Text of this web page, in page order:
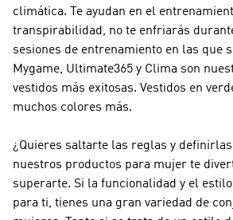
climática. Te ayudan en el
transpirabilidad, no te enfriarás
sesiones de entrenamiento en las que
Mygame, Ultimate365 y Clima son
vestidos más exitosas. Vestidos en
muchos colores más.
¿Quieres saltarte las reglas y definirlas
nuestros productos para mujer te
superarte. Si la funcionalidad y el
para ti, tienes una gran variedad de